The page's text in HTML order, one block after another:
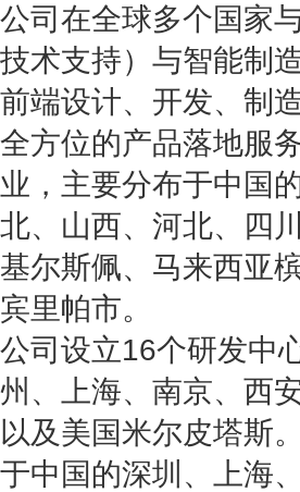
公司在全球多个国家
技术支持）与智能制
前端设计、开发、制
全方位的产品落地服务
业，主要分布于中国
北、山西、河北、四
基尔斯佩、马来西亚
宾里帕市。
公司设立16个研发中
州、上海、南京、西
以及美国米尔皮塔斯。
于中国的深圳、上海